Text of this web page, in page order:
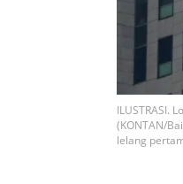
ILUSTRASI.
(KONTAN/
lelang